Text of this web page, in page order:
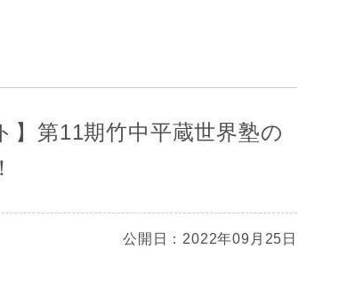
】第11期竹中平蔵世界塾の
公開日：2022年09月25日